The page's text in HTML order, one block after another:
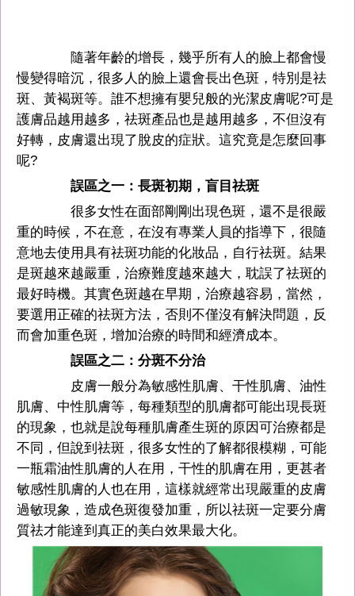
隨著年齡的增長，幾乎所有人的臉上都會慢
慢變得暗沉，很多人的臉上還會長出色斑，特別是祛
斑、黃褐斑等。誰不想擁有嬰兒般的光潔皮膚呢?可是
護膚品越用越多，祛斑產品也是越用越多，不但沒有
好轉，皮膚還出現了脫皮的症狀。這究竟是怎麼回事
呢?
誤區之一：長斑初期，盲目祛斑
很多女性在面部剛剛出現色斑，還不是很嚴
重的時候，不在意，在沒有專業人員的指導下，很隨
意地去使用具有祛斑功能的化妝品，自行祛斑。結果
是斑越來越嚴重，治療難度越來越大，耽誤了祛斑的
最好時機。其實色斑越在早期，治療越容易，當然，
要選用正確的祛斑方法，否則不僅沒有解決問題，反
而會加重色斑，增加治療的時間和經濟成本。
誤區之二：分斑不分治
皮膚一般分為敏感性肌膚、干性肌膚、油性
肌膚、中性肌膚等，每種類型的肌膚都可能出現長斑
的現象，也就是說每種肌膚產生斑的原因可治療都是
不同，但說到祛斑，很多女性的了解都很模糊，可能
一瓶霜油性肌膚的人在用，干性的肌膚在用，更甚者
敏感性肌膚的人也在用，這樣就經常出現嚴重的皮膚
過敏現象，造成色斑復發加重，所以祛斑一定要分膚
質祛才能達到真正的美白效果最大化。